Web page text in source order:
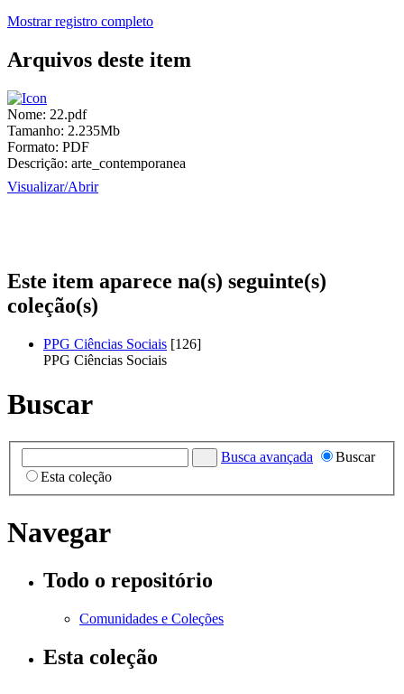
Mostrar registro completo
Arquivos deste item
Nome: 22.pdf
Tamanho: 2.235Mb
Formato: PDF
Descrição: arte_contemporanea
Visualizar/Abrir
Este item aparece na(s) seguinte(s)
coleção(s)
PPG Ciências Sociais [126]
PPG Ciências Sociais
Buscar
Busca avançada
Buscar
Esta coleção
Navegar
Todo o repositório
Comunidades e Coleções
Esta coleção